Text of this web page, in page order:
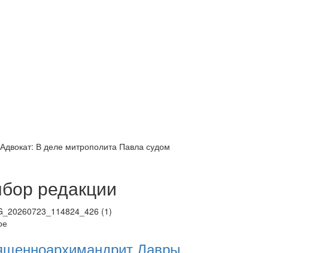
Название трансляции
Адвокат: В деле митрополита Павла судом
редакции
Лавры